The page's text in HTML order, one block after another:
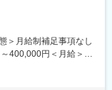
2回（約5ヵ月分／直
連する水質分析（サ
頂きます。
来的には分析結果に基
だく想定であり、幅
＞月給制補足事項なし
400,000円＜月給＞